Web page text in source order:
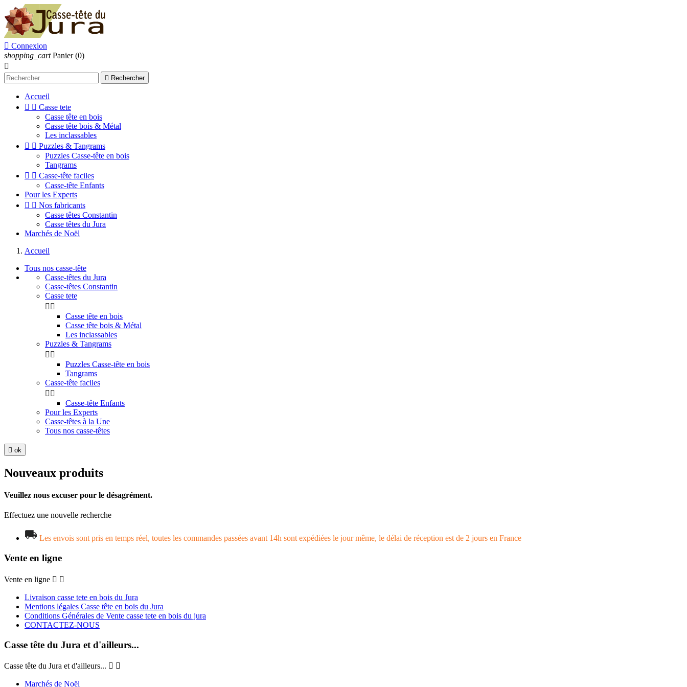
 Connexion
shopping_cart Panier (0)

 Rechercher
Accueil
  Casse tete
Casse tête en bois
Casse tête bois & Métal
Les inclassables
  Puzzles & Tangrams
Puzzles Casse-tête en bois
Tangrams
  Casse-tête faciles
Casse-tête Enfants
Pour les Experts
  Nos fabricants
Casse têtes Constantin
Casse têtes du Jura
Marchés de Noël
Accueil
Tous nos casse-tête
Casse-têtes du Jura
Casse-têtes Constantin
Casse tete
 
Casse tête en bois
Casse tête bois & Métal
Les inclassables
Puzzles & Tangrams
 
Puzzles Casse-tête en bois
Tangrams
Casse-tête faciles
 
Casse-tête Enfants
Pour les Experts
Casse-têtes à la Une
Tous nos casse-têtes
 ok
Nouveaux produits
Veuillez nous excuser pour le désagrément.
Effectuez une nouvelle recherche
Les envois sont pris en temps réel, toutes les commandes passées avant 14h sont expédiées le jour même, le délai de réception est de 2 jours en France
Vente en ligne
Vente en ligne  
Livraison casse tete en bois du Jura
Mentions légales Casse tête en bois du Jura
Conditions Générales de Vente casse tete en bois du jura
CONTACTEZ-NOUS
Casse tête du Jura et d'ailleurs...
Casse tête du Jura et d'ailleurs...  
Marchés de Noël